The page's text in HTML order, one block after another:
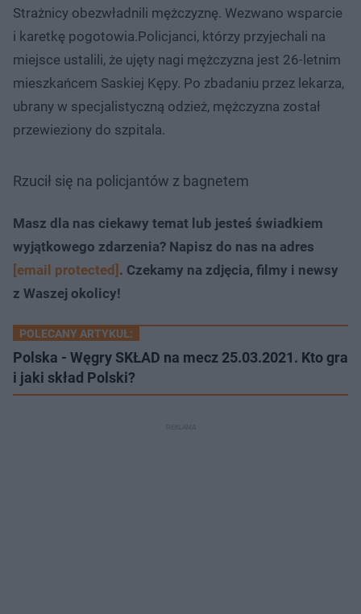
Strażnicy obezwładnili mężczyznę. Wezwano wsparcie
i karetkę pogotowia.Policjanci, którzy przyjechali na
miejsce ustalili, że ujęty nagi mężczyzna jest 26-letnim
mieszkańcem Saskiej Kępy. Po zbadaniu przez lekarza,
ubrany w specjalistyczną odzież, mężczyzna został
przewieziony do szpitala.
Rzucił się na policjantów z bagnetem
Masz dla nas ciekawy temat lub jesteś świadkiem
wyjątkowego zdarzenia? Napisz do nas na adres
[email protected] . Czekamy na zdjęcia, filmy i newsy
z Waszej okolicy!
POLECANY ARTYKUŁ:
Polska - Węgry SKŁAD na mecz 25.03.2021. Kto gra
i jaki skład Polski?